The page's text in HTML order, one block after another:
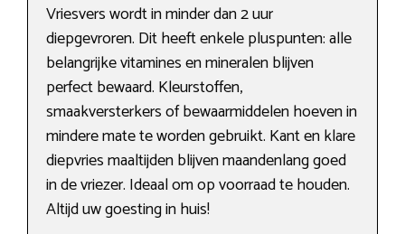
Vriesvers wordt in minder dan 2 uur
diepgevroren. Dit heeft enkele pluspunten: alle
belangrijke vitamines en mineralen blijven
perfect bewaard. Kleurstoffen,
smaakversterkers of bewaarmiddelen hoeven in
mindere mate te worden gebruikt. Kant en klare
diepvries maaltijden blijven maandenlang goed
in de vriezer. Ideaal om op voorraad te houden.
Altijd uw goesting in huis!